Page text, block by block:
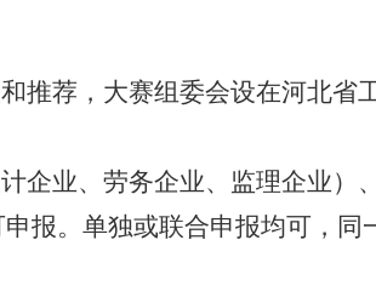
推荐，大赛组委会设在河北省
业、劳务企业、监理企业）
报。单独或联合申报均可，同